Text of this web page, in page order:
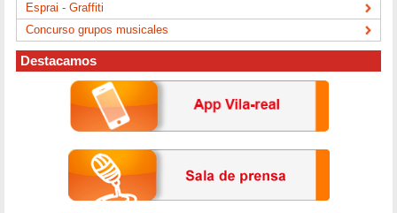
Esprai - Graffiti
Concurso grupos musicales
Destacamos